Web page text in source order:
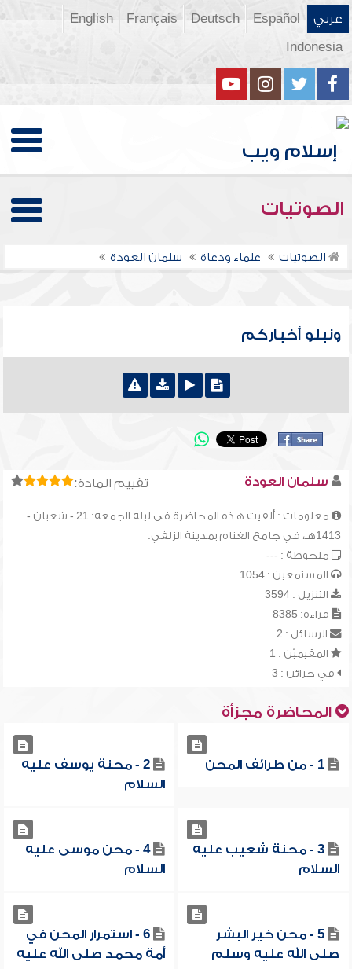
عربي Español
Deutsch
Français
English
Indonesia
الصوتيات
الصوتيات علماء ودعاة سلمان العودة
ونبلو أخباركم
تقييم المادة: سلمان العودة
معلومات : ألقيت هذه المحاضرة في ليلة الجمعة: 21 - شعبان -
1413هـ، في جامع الغنام بمدينة الزلفي.
ملحوظة : ---
المستمعين : 1054
التنزيل : 3594
قراءة: 8385
الرسائل : 2
المقيميّن : 1
في خزائن : 3
المحاضرة مجزأة
1 - من طرائف المحن
2 - محنة يوسف عليه
السلام
3 - محنة شعيب عليه
السلام
4 - محن موسى عليه
السلام
5 - محن خير البشر
صلى الله عليه وسلم
6 - استمرار المحن في
أمة محمد صلى الله عليه